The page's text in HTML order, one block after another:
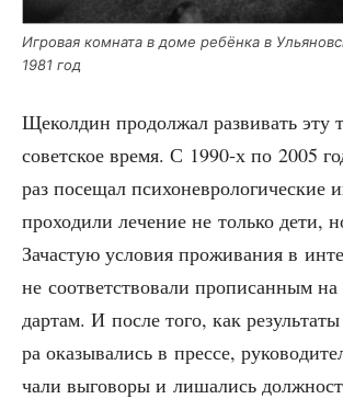
Игро­вая ком­на­та в доме ребён­ка в
1981 год
Щекол­дин про­дол­жал раз­ви­вать эту
со­вет­ское вре­мя. С 1990‑х по 2005
раз посе­щал пси­хо­нев­ро­ло­ги­че­ские
про­хо­ди­ли лече­ние не толь­ко дети,
Зача­стую усло­вия про­жи­ва­ния в
не соот­вет­ство­ва­ли про­пи­сан­ным
дар­там. И после того, как
ра ока­зы­ва­лись в прес­се,
ча­ли выго­во­ры и лиша­лись